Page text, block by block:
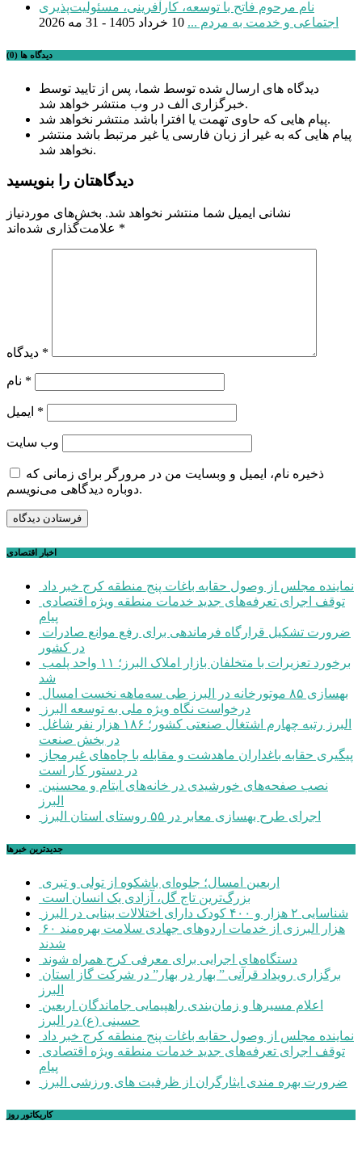
نام مرحوم فاتح با توسعه، کارآفرینی، مسئولیت‌پذیری
اجتماعی و خدمت به مردم ... 10 خرداد 1405 - 31 مه 2026
دیدگاه ها (0)
دیدگاه های ارسال شده توسط شما، پس از تایید توسط
خبرگزاری الف در وب منتشر خواهد شد.
پیام هایی که حاوی تهمت یا افترا باشد منتشر نخواهد شد.
پیام هایی که به غیر از زبان فارسی یا غیر مرتبط باشد منتشر
نخواهد شد.
دیدگاهتان را بنویسید
نشانی ایمیل شما منتشر نخواهد شد. بخش‌های موردنیاز
*
*
*
*
وب‌ سایت
ذخیره نام، ایمیل و وبسایت من در مرورگر برای زمانی که
دوباره دیدگاهی می‌نویسم.
اخبار اقتصادی
نماینده مجلس از وصول حقابه باغات پنج منطقه کرج خبر داد
پیام
در کشور
شد
بهسازی ۸۵ موتورخانه در البرز طی سه‌ماهه نخست امسال
درخواست نگاه ویژه ملی به توسعه البرز
در بخش صنعت
در دستور کار است
البرز
اجرای طرح بهسازی معابر در ۵۵ روستای استان البرز
جديدترين خبرها
اربعین امسال؛ جلوه‌ای باشکوه از تولی و تبری
بزرگ‌ترین تاج گل، آزادی یک انسان است
شناسایی ۲ هزار و ۴۰۰ کودک دارای اختلالات بینایی در البرز
۶۰ هزار البرزی از خدمات اردوهای جهادی سلامت بهره‌مند
شدند
دستگاه‌های اجرایی برای معرفی کرج همراه شوند
البرز
حسینی (ع) در البرز
نماینده مجلس از وصول حقابه باغات پنج منطقه کرج خبر داد
پیام
ضرورت بهره مندی ایثارگران از ظرفیت های ورزشی البرز
کاریکاتور روز